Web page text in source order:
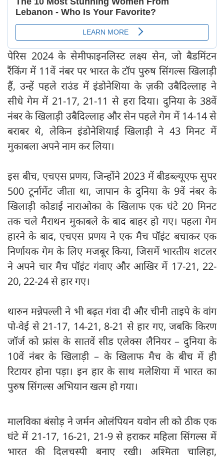
पेरिस 2024 के सेमीफाइनलिस्ट लक्ष्य सेन, जो बैडमिंटन
रैंकिंग में 11वें नंबर पर भारत के टॉप पुरुष सिंगल्स खिलाड़ी
हैं, उन्हें पहले राउंड में इंडोनेशिया के ज़की उबैदिल्लाह ने
सीधे गेम में 21-17, 21-11 से हरा दिया। दुनिया के 38वें
नंबर के खिलाड़ी उबैदिल्लाह और सेन पहले गेम में 14-14 से
बराबर थे, लेकिन इंडोनेशियाई खिलाड़ी ने 43 मिनट में
मुकाबला अपने नाम कर लिया।
इस बीच, एचएस प्रणय, जिन्होंने 2023 में बीडब्ल्यूएफ सुपर
500 टूर्नामेंट जीता था, जापान के दुनिया के 9वें नंबर के
खिलाड़ी कोडाई नाराओका के खिलाफ एक घंटे 20 मिनट
तक चले मैराथन मुकाबले के बाद बाहर हो गए। पहला गेम
हारने के बाद, एचएस प्रणय ने एक मैच पॉइंट बचाकर एक
निर्णायक गेम के लिए मजबूर किया, जिसमें भारतीय शटलर
ने अपने चार मैच पॉइंट गंवाए और आखिर में 17-21, 22-
20, 22-24 से हार गए।
थारुन मन्नेपल्ली ने भी बढ़त गंवा दी और चीनी ताइपे के वांग
पो-वेई से 21-17, 14-21, 8-21 से हार गए, जबकि किरण
जॉर्ज को फ्रांस के सातवें सीड एलेक्स लैनियर – दुनिया के
10वें नंबर के खिलाड़ी – के खिलाफ मैच के बीच में ही
रिटायर होना पड़ा। इन हार के साथ मलेशिया में भारत का
पुरुष सिंगल्स अभियान खत्म हो गया।
मालविका बंसोड़ ने जर्मन ओलंपियन यवोन ली को ठीक एक
घंटे में 21-17, 16-21, 21-9 से हराकर महिला सिंगल्स में
भारत की दिलचस्पी बनाए रखी। अश्मिता चालिहा,